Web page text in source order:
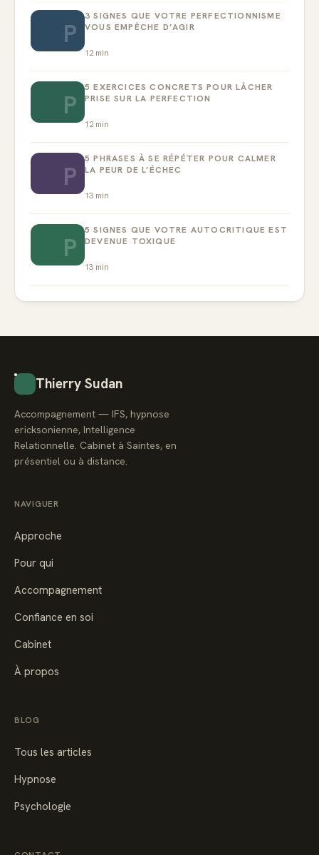
P
3 SIGNES QUE VOTRE PERFECTIONNISME
VOUS EMPÊCHE D’AGIR
12 min
P
5 EXERCICES CONCRETS POUR LÂCHER
PRISE SUR LA PERFECTION
12 min
P
5 PHRASES À SE RÉPÉTER POUR CALMER
LA PEUR DE L’ÉCHEC
13 min
P
5 SIGNES QUE VOTRE AUTOCRITIQUE EST
DEVENUE TOXIQUE
13 min
Thierry Sudan
Accompagnement — IFS, hypnose
ericksonienne, Intelligence
Relationnelle. Cabinet à Saintes, en
présentiel ou à distance.
NAVIGUER
Approche
Pour qui
Accompagnement
Confiance en soi
Cabinet
À propos
BLOG
Tous les articles
Hypnose
Psychologie